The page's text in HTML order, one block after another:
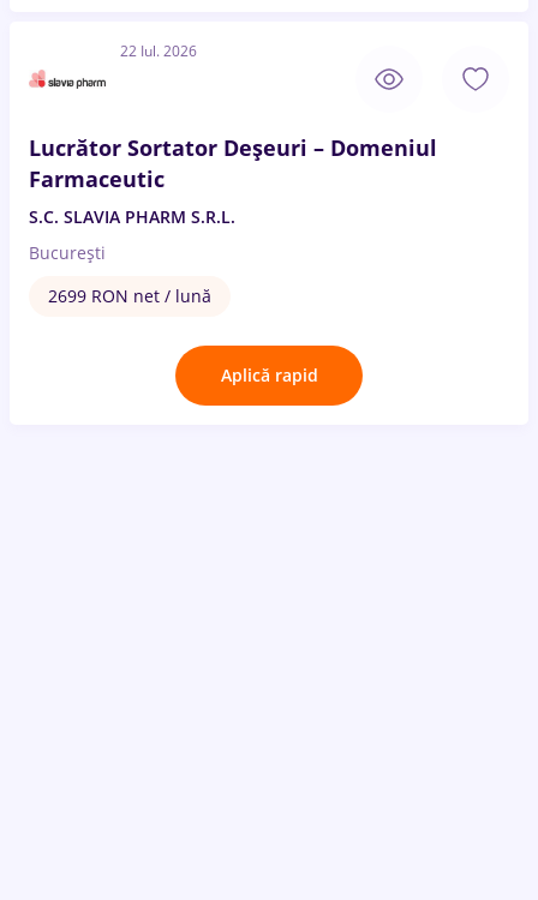
22 Iul. 2026
Lucrător Sortator Deșeuri – Domeniul
Farmaceutic
S.C. SLAVIA PHARM S.R.L.
București
2699 RON net / lună
Aplică rapid